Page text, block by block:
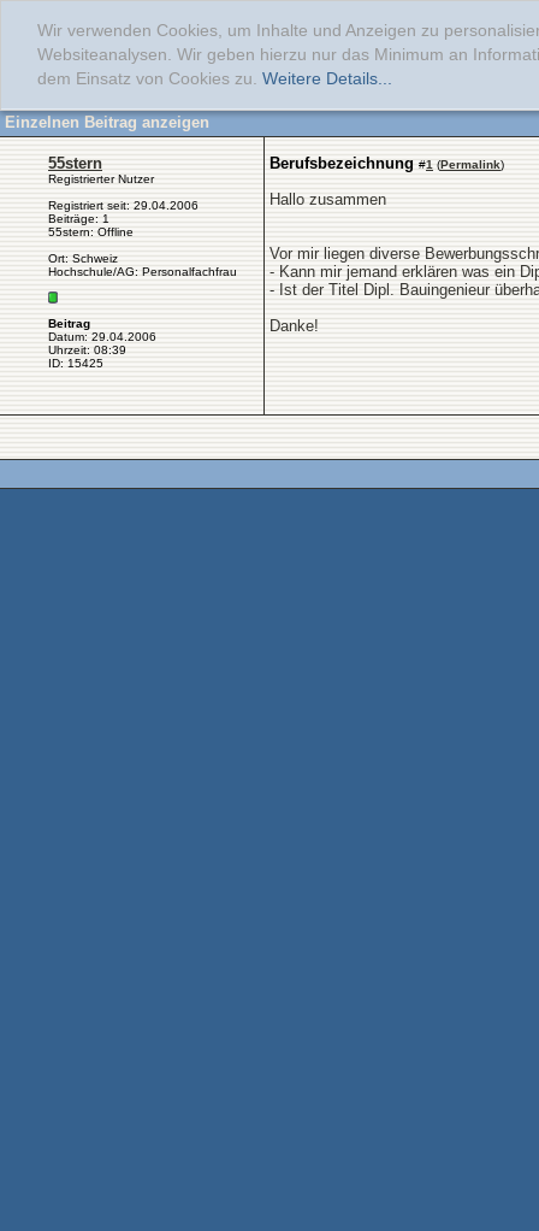
Wir verwenden Cookies, um Inhalte und Anzeigen zu
Websiteanalysen. Wir geben hierzu nur das Minimum an
dem Einsatz von Cookies zu. Weitere Details...
Einzelnen Beitrag anzeigen
55stern
Registrierter Nutzer
Registriert seit: 29.04.2006
Beiträge: 1
55stern: Offline
Ort: Schweiz
Hochschule/AG: Personalfachfrau
Beitrag
Datum: 29.04.2006
Uhrzeit: 08:39
ID: 15425
Berufsbezeichnung #1 (Permalink)
Hallo zusammen
Vor mir liegen diverse
- Kann mir jemand erklären was ein
- Ist der Titel Dipl. Bauingenieur
Danke!